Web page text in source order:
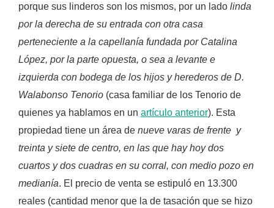
porque sus linderos son los mismos, por un lado linda
por la derecha de su entrada con otra casa
perteneciente a la capellanía fundada por Catalina
López, por la parte opuesta, o sea a levante e
izquierda con bodega de los hijos y herederos de D.
Walabonso Tenorio (casa familiar de los Tenorio de
quienes ya hablamos en un artículo anterior). Esta
propiedad tiene un área de nueve varas de frente y
treinta y siete de centro, en las que hay hoy dos
cuartos y dos cuadras en su corral, con medio pozo en
medianía. El precio de venta se estipuló en 13.300
reales (cantidad menor que la de tasación que se hizo